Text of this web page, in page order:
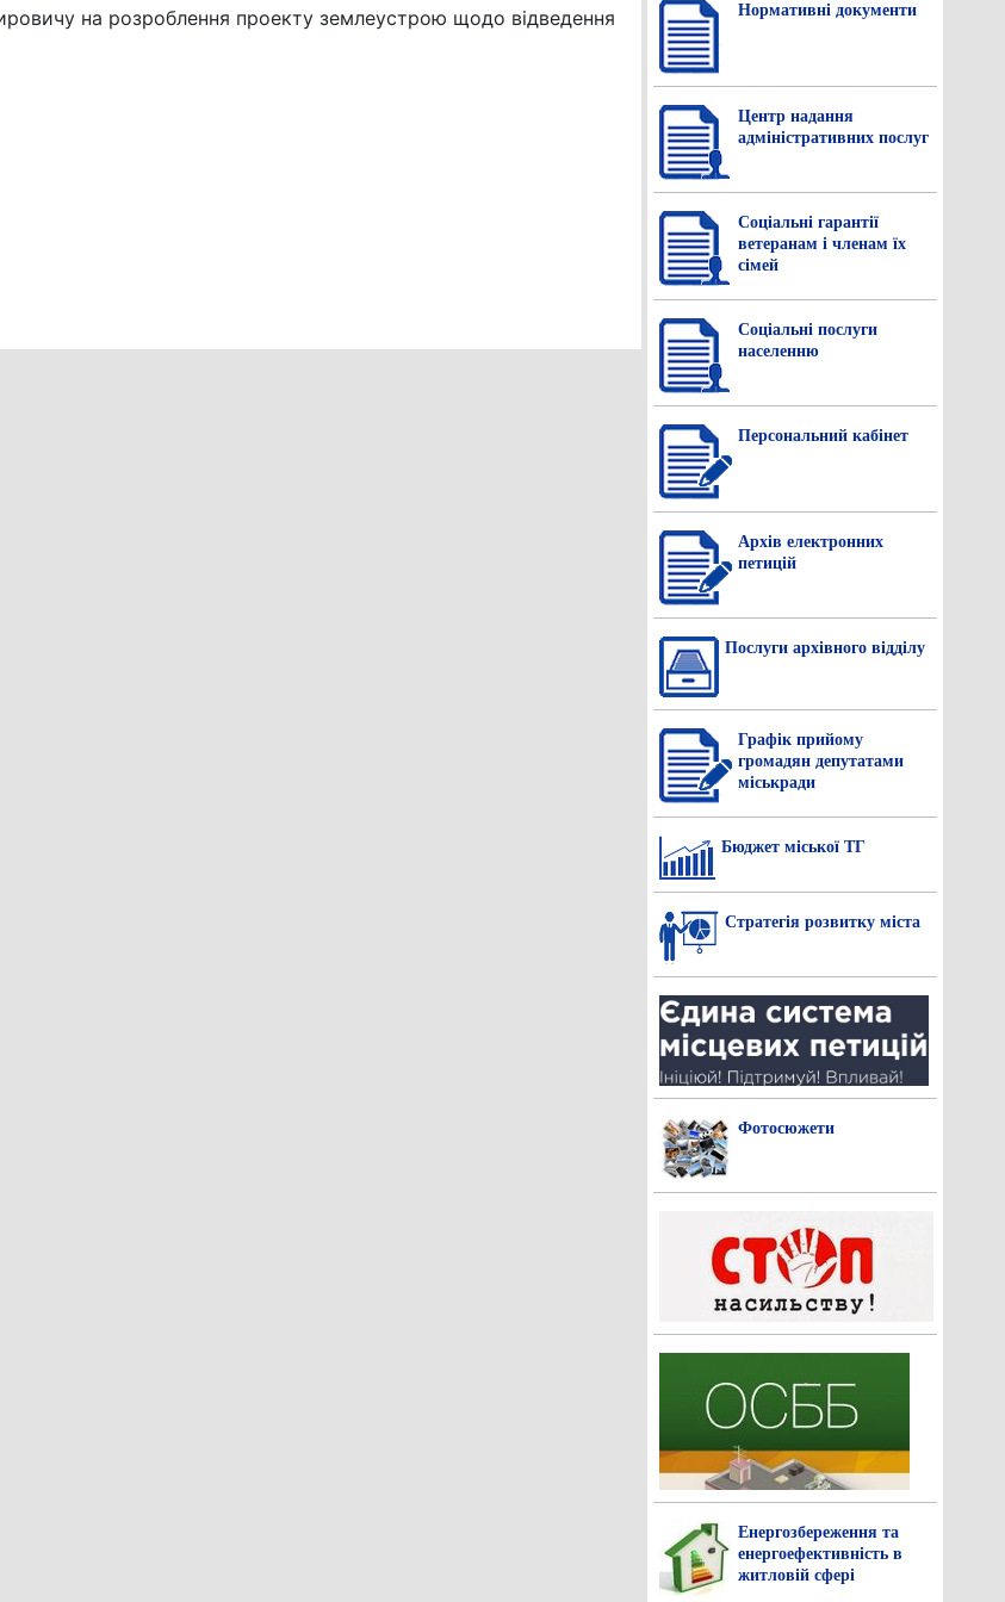
на розроблення проекту землеустрою щодо відведення
Нормативнi документи
Центр надання
адміністративних послуг
Соціальні гарантії
ветеранам і членам їх
сімей
Соціальні послуги
населенню
Персональний кабінет
Архів електронних
петицій
Послуги архівного відділу
Графік прийому
громадян депутатами
міськради
Бюджет міської ТГ
Стратегія розвитку міста
Фотосюжети
Енергозбереження та
енергоефективність в
житловій сфері